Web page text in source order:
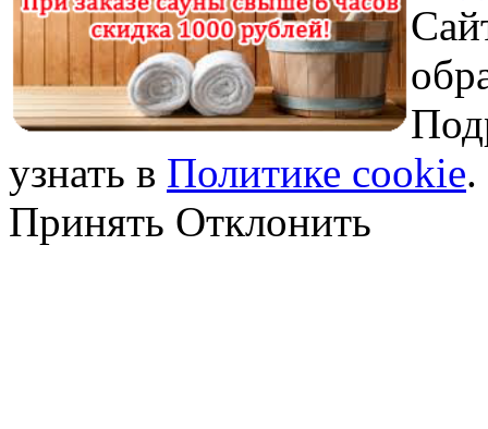
узнать в Политике cookie.
Принять Отклонить